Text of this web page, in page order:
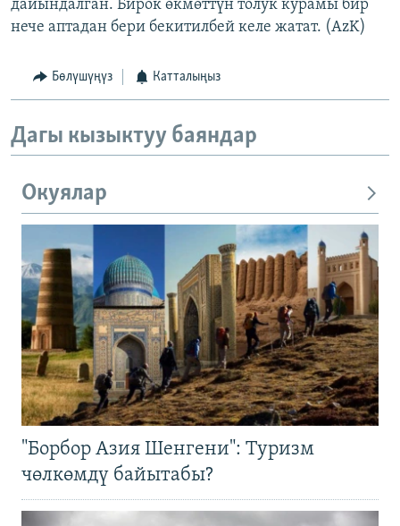
дайындалган. Бирок өкмөттүн толук курамы бир
нече аптадан бери бекитилбей келе жатат. (AzK)
Бөлүшүңүз Катталыңыз
Дагы кызыктуу баяндар
Окуялар
"Борбор Азия Шенгени": Туризм
чөлкөмдү байытабы?